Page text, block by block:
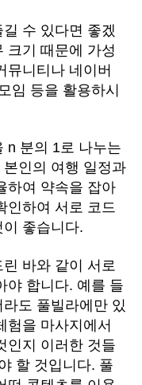
수 있다면 좋겠
크기 때문에 가성
뮤니티나 네이버
임 등을 활용하시
n 분의 1로 나누는
인의 여행 일정과
하여 약속을 잡아
인하여 서로 코드
좋습니다.
바와 같이 서로
야 합니다. 예를 들
도 풀빌라에만 있
험을 마사지에서
인지 이러한 것들
할 것입니다. 풀